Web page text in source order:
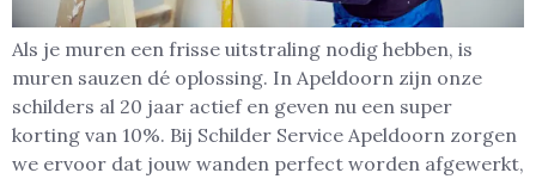
Als je muren een frisse uitstraling nodig hebben, is
muren sauzen dé oplossing. In Apeldoorn zijn onze
schilders al 20 jaar actief en geven nu een super
korting van 10%. Bij Schilder Service Apeldoorn zorgen
we ervoor dat jouw wanden perfect worden afgewerkt,